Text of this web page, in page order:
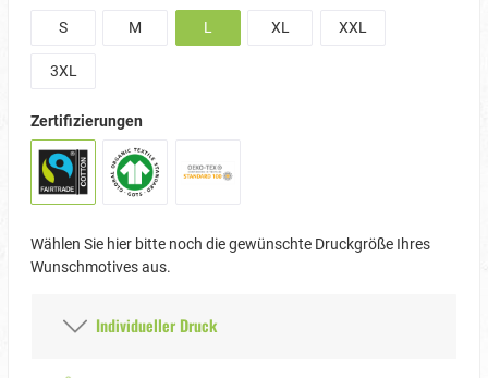
S
M L XL XXL
3XL
Zertifizierungen
Wählen Sie hier bitte noch die gewünschte Druckgröße Ihres
Wunschmotives aus.
Individueller Druck